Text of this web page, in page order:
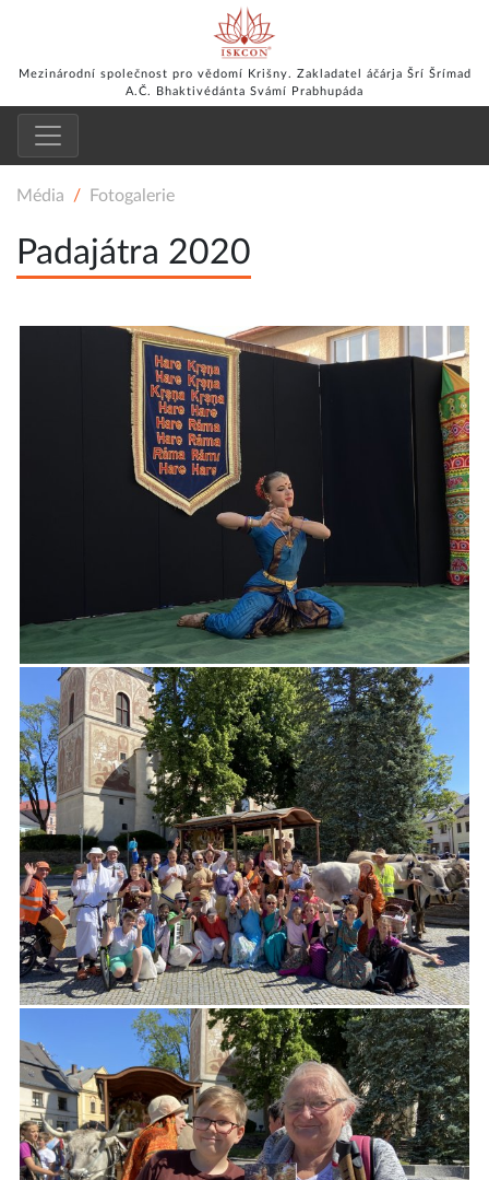
Mezinárodní společnost pro vědomí Krišny. Zakladatel áčárja Šrí Šrímad
A.Č. Bhaktivédánta Svámí Prabhupáda
Média Fotogalerie
Padajátra 2020